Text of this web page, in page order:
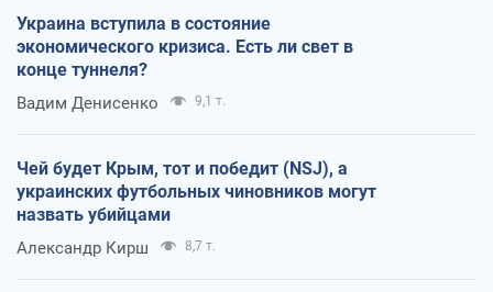
Украина вступила в состояние
экономического кризиса. Есть ли свет в
конце туннеля?
Вадим Денисенко 9,1 т.
Чей будет Крым, тот и победит (NSJ), а
украинских футбольных чиновников могут
назвать убийцами
Александр Кирш 8,7 т.